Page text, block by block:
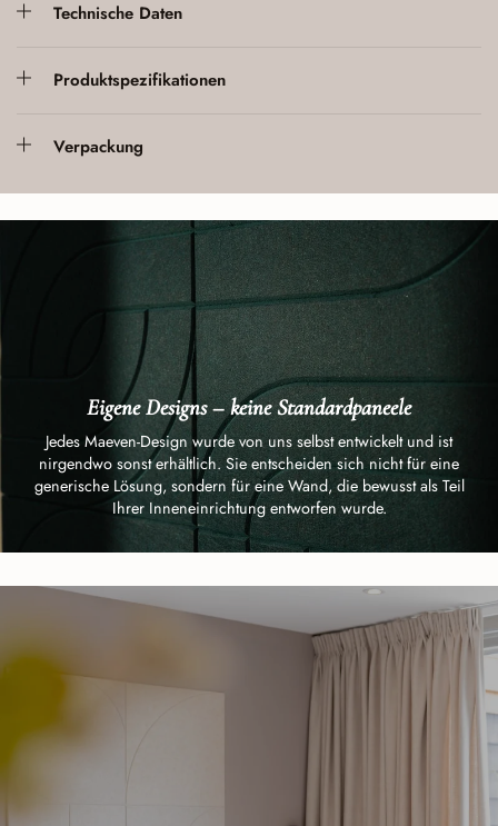
Technische Daten
Produktspezifikationen
Verpackung
Eigene Designs – keine Standardpaneele
Jedes Maeven-Design wurde von uns selbst entwickelt und ist
nirgendwo sonst erhältlich. Sie entscheiden sich nicht für eine
generische Lösung, sondern für eine Wand, die bewusst als Teil
Ihrer Inneneinrichtung entworfen wurde.